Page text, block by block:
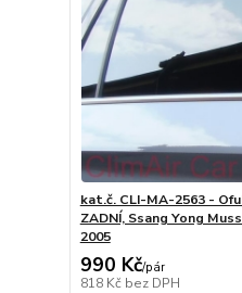
kat.č. CLI-MA-2563 -
ZADNÍ, Ssang Yong
2005
990 Kč/pár
818 Kč bez DPH